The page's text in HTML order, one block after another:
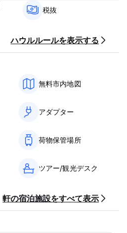
ております！
初の夜に課金されます。
までです。
てください。
ドでお支払いください。
ードを事前承認する場合がありま
税抜
ハウルルールを表示する
無料市内地図
アダプター
荷物保管場所
ツアー/観光デスク
軒の宿泊施設をすべて表示